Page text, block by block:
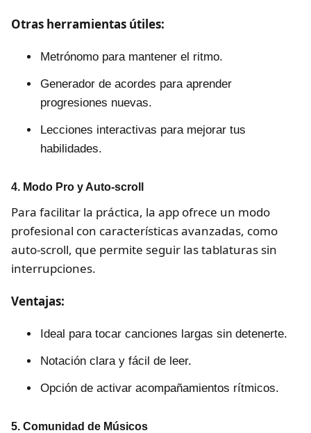
Otras herramientas útiles:
Metrónomo para mantener el ritmo.
Generador de acordes para aprender
progresiones nuevas.
Lecciones interactivas para mejorar tus
habilidades.
4. Modo Pro y Auto-scroll
Para facilitar la práctica, la app ofrece un modo
profesional con características avanzadas, como
auto-scroll, que permite seguir las tablaturas sin
interrupciones.
Ventajas:
Ideal para tocar canciones largas sin detenerte.
Notación clara y fácil de leer.
Opción de activar acompañamientos rítmicos.
5. Comunidad de Músicos